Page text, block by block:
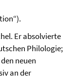
Er absolvierte
Philologie;
neuen
an der